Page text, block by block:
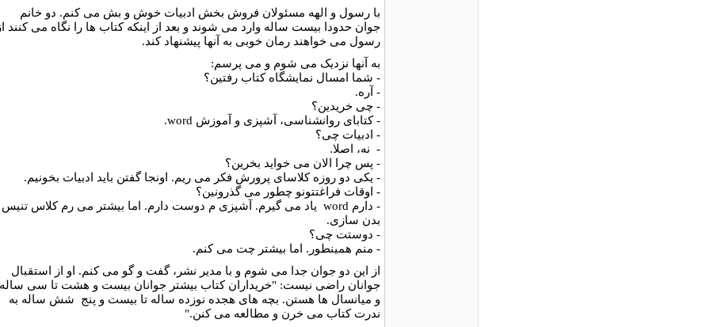
با رسول و الهه مسئولان فروش بخش ادبیات خوش و بش می کنم. دو خانم
جوان حدودا بیست ساله وارد می شوند و بعد از اینکه کتاب ها را نگاه می کنند
رسول می خواهند رمان خوبی به آنها پیشنهاد کند.
به آنها نزدیک می شوم و می پرسم:
- شما امسال نمایشگاه کتاب رفتین؟
- آره.
- چی خریدین؟
- کتابای روانشناسی، آشپزی و آموزش word.
- ادبیات چی؟
- نه، اصلا.
- پس چرا الان می خواید بخرین؟
- یکی دو روزه کلاسای پرورش فکر می ریم. اونجا گفتن باید ادبیات بخونیم.
- اوقات فراغتتونو چطور می گذرونین؟
- دارم word یاد می گیرم. آشپزی م دوست دارم. اما بیشتر می رم کلاس تنیس
بدن سازی.
- دوستت چی؟
- منم همینطور. اما بیشتر چت می کنم.
از این دو جوان جدا می شوم و با مدیر نشر، گفت و گو می کنم. او از استقبال
جوانان راضی نیست: "خریداران کتاب بیشتر جوانان بیست و هشت تا سی ساله
و میانسال ها هستن. بچه های هجده نوزده ساله تا بیست و پنج شش ساله به
ندرت کتاب می خرن و مطالعه می کنن."